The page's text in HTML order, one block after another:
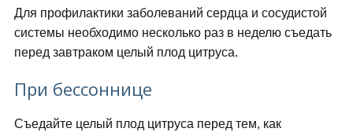
Для профилактики заболеваний сердца и сосудистой
системы необходимо несколько раз в неделю съедать
перед завтраком целый плод цитруса.
При бессоннице
Съедайте целый плод цитруса перед тем, как